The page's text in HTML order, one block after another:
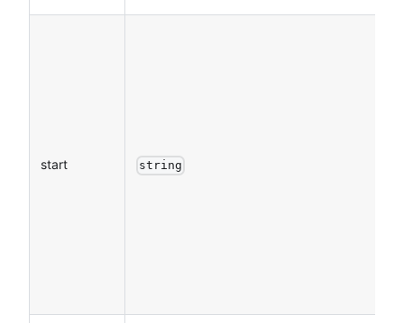
start string